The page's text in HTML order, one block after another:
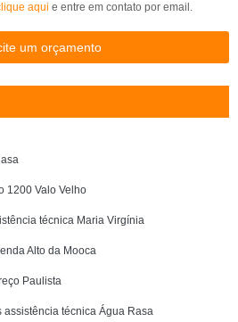
aqui e entre em contato por email.
um orçamento
1200 Valo Velho
técnica Maria Virgínia
Alto da Mooca
Paulista
técnica Água Rasa